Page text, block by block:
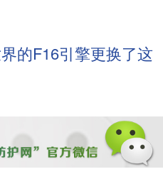
的F16引擎更换了这